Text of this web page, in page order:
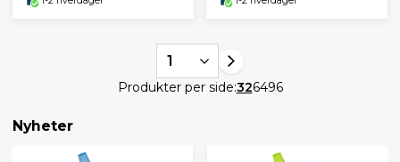
1
Produkter per side:326496
Nyheter